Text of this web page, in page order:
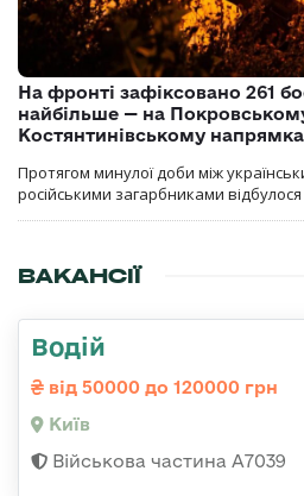
На фронті зафіксовано 261
найбільше — на
Костянтинівському
Протягом минулої доби між
російськими загарбниками
ВАКАНСІЇ
Водій
від 50000 до 120000 грн
Київ
Військова частина А7039